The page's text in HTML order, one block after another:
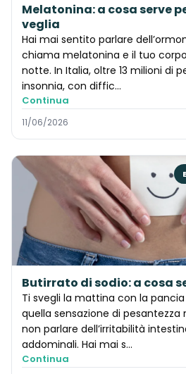
Melatonina: a cosa serve
veglia
Hai mai sentito parlare
chiama melatonina e il tuo
notte. In Italia, oltre 13 milioni di
insonnia, con diffic…
Continua
11/06/2026
Butirrato di sodio: a cosa
Ti svegli la mattina con la
quella sensazione di pesantezza
non parlare dell’irritabilità
addominali. Hai mai s…
Continua